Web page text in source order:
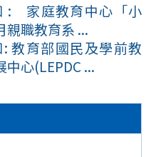
: 家庭教育中心「小
親職教育系 ...
教育部國民及學前教
心(LEPDC ...